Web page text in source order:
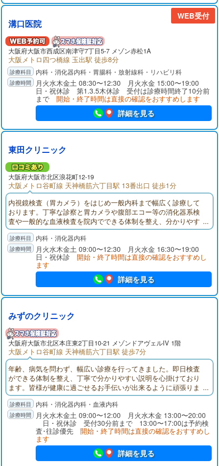
気軽にご相談ください。
WEB受付
溝口医院
大阪府大阪市西成区南津守7丁目5-7 メゾン赤松1A
大阪メトロ四つ橋線 玉出駅 徒歩8分
内科・消化器内科・胃腸科・放射線科・リハビリ科
月火水木金土 08:30〜12:30 月火水金 15:00〜19:00
日・祝休診 第1.3.5木休診 受付は診療時間終了10分前
まで 開始・終了時間は直接の確認をおすすめします
詳細を見る
東田クリニック
大阪府大阪市北区浪花町12-19
大阪メトロ谷町線 天神橋筋六丁目駅 13番出口 徒歩1分
内視鏡検査（胃カメラ）をはじめ一般内科まで幅広く診療して
おります。丁寧な診察と胃カメラや腹部エコー等の消化器系検
査や一般的な血液検査を院内でできる体制を整え、分かりやす
い結果説明を心掛けております。患者さんが満足し、納得して
頂ける診療を行っていきます。
内科・消化器内科
月火水木金土 09:00〜12:30 月火水金 16:30〜19:00
日・祝休診 開始・終了時間は直接の確認をおすすめし
ます
詳細を見る
みずのクリニック
大阪府大阪市北区本庄東2丁目10-21 メゾンドアヴェルIV 1階
大阪メトロ谷町線 天神橋筋六丁目駅 徒歩7分
年齢、病気を問わず、幅広い診療を行ってきました。即日検査
ができる体制を整え、丁寧で分かりやすい説明を心掛けており
ます。皆様が健康に過ごせるお手伝いが出来るように頑張りま
す。
内科・消化器内科・血液内科
月火水木金土 09:00〜12:00 月火水木金 13:00〜20:00
日・祝休診 受付30分前まで 13:00〜17:00は予約検
査･往診優先 開始・終了時間は直接の確認をおすすめし
ます
詳細を見る